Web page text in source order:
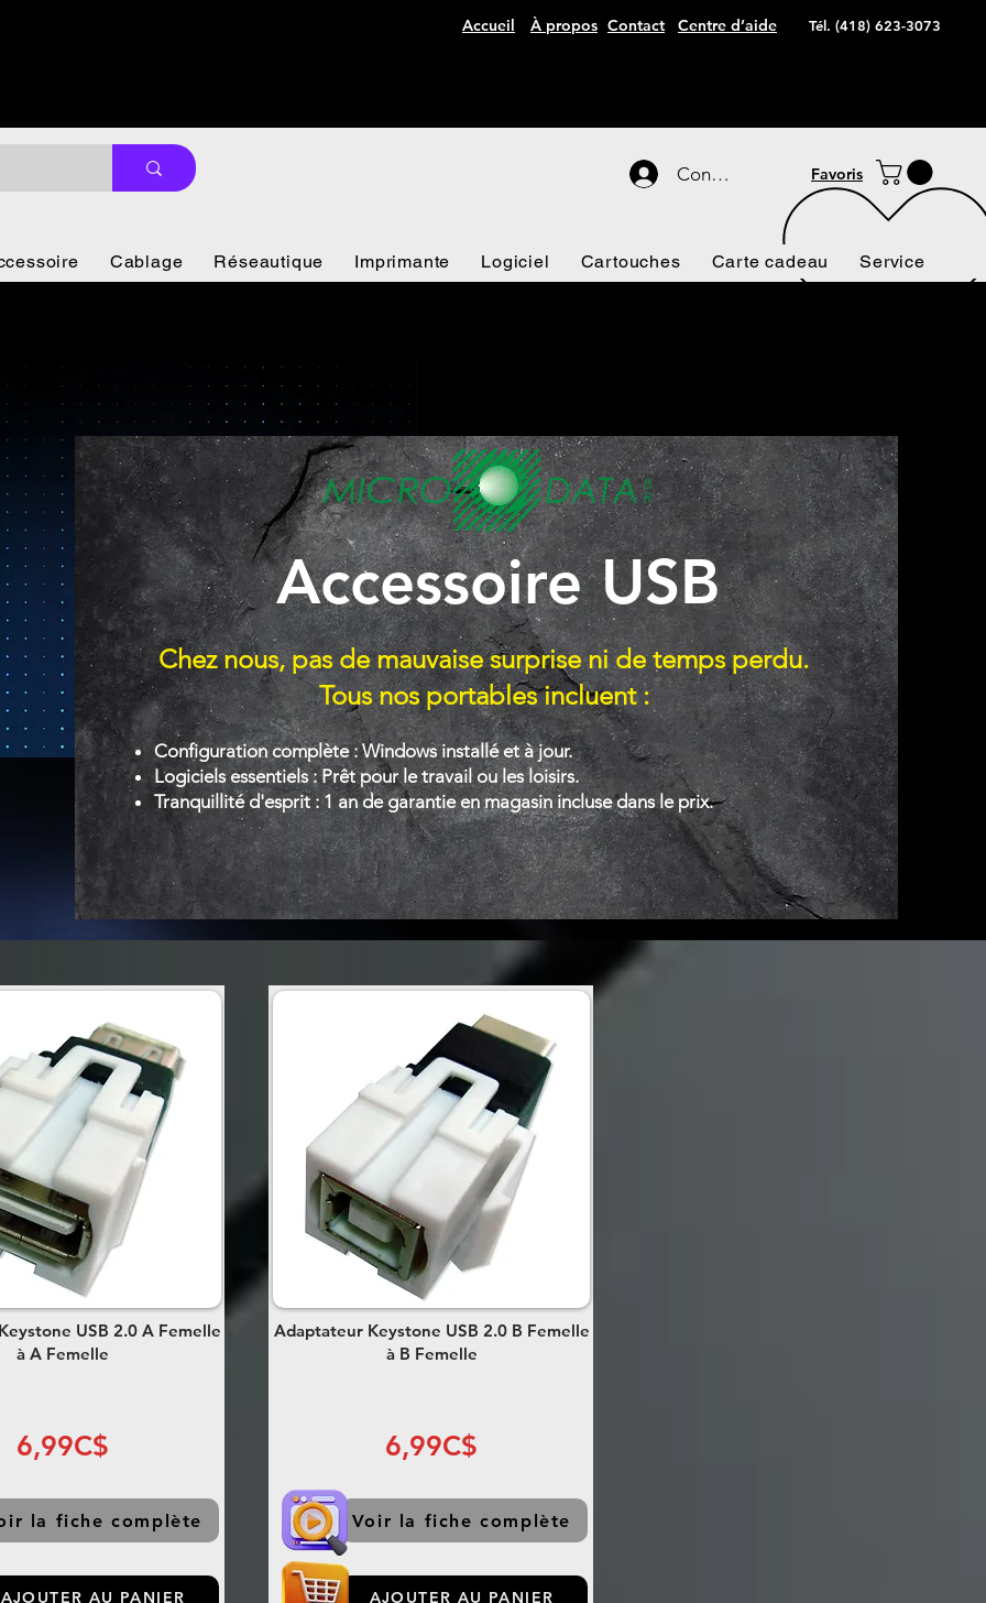
Accueil À propos Contact Centre d’aide Tél. (418) 623-3073
Connexion Favoris
Cablage Réseautique Imprimante Logiciel Cartouches Carte cadeau Service
Accessoire USB
Chez nous, pas de mauvaise surprise ni de temps perdu.
Tous nos portables incluent :
Configuration complète : Windows installé et à jour.
Logiciels essentiels : Prêt pour le travail ou les loisirs.
Tranquillité d'esprit : 1 an de garantie en magasin incluse dans le prix.
USB 2.0 A Femelle
à A Femelle
6,99C$
la fiche complète
AJOUTER AU PANIER
Adaptateur Keystone USB 2.0 B Femelle
à B Femelle
6,99C$
Voir la fiche complète
AJOUTER AU PANIER